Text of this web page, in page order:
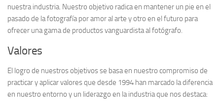
nuestra industria. Nuestro objetivo radica en mantener un pie en el
pasado de la fotografía por amor al arte y otro en el futuro para
ofrecer una gama de productos vanguardista al fotógrafo.
Valores
El logro de nuestros objetivos se basa en nuestro compromiso de
practicar y aplicar valores que desde 1994 han marcado la diferencia
en nuestro entorno y un liderazgo en la industria que nos destaca: